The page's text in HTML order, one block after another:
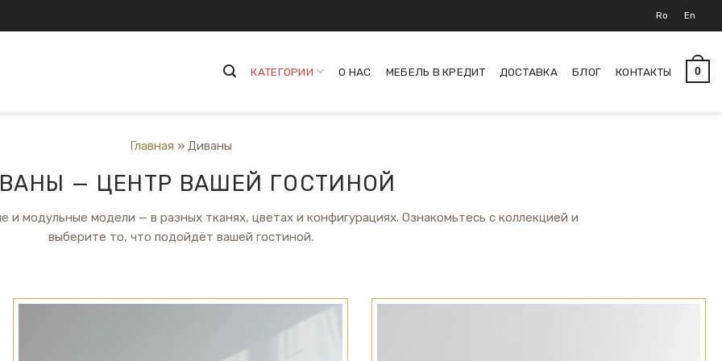
Ro En
КАТЕГОРИИ О НАС МЕБЕЛЬ В КРЕДИТ ДОСТАВКА БЛОГ КОНТАКТЫ 0
Главная » Диваны
— ЦЕНТР ВАШЕЙ ГОСТИНОЙ
модульные модели — в разных тканях, цветах и конфигурациях. Ознакомьтесь с коллекцией и
выберите то, что подойдёт вашей гостиной.